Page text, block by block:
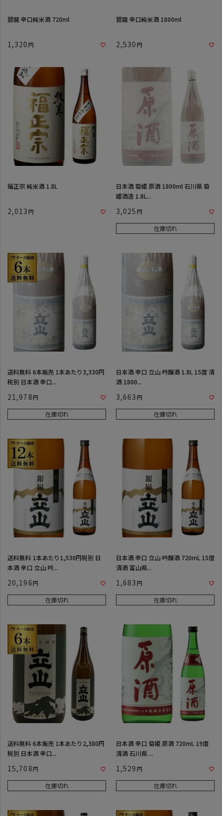
碧龍 辛口純米酒 720ml
1,320
碧龍 辛口純米酒 1800ml
2,530
福正宗 純米酒 1.8L
2,013
日本酒 菊姫 原酒 1800ml 石川県 菊
姫酒造 1.8L...
3,025
在庫切れ
送料無料 6本販売 1本あたり3,330円
税別 日本酒 辛口...
21,978
在庫切れ
日本酒 辛口 立山 吟醸酒 1.8L 15度 清
酒 1800...
3,663
在庫切れ
送料無料 1本あたり1,530円税別 日
本酒 辛口 立山 吟...
20,196
在庫切れ
日本酒 辛口 立山 吟醸酒 720mL 15度
清酒 富山県...
1,683
在庫切れ
送料無料 6本販売 1本あたり2,380円
税別 日本酒 辛口...
15,708
在庫切れ
日本酒 辛口 菊姫 原酒 720mL 19度
清酒 石川県 ...
1,529
在庫切れ